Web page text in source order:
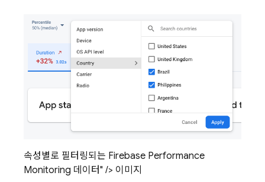
속성별로 필터링되는 Firebase Performance
Monitoring 데이터" /> 이미지